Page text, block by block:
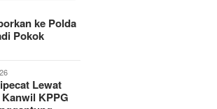
ke Polda
Pokok
Lewat
KPPG